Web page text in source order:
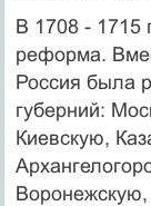
В 1708 - 1715
реформа.
Россия была
губерний:
Киевскую,